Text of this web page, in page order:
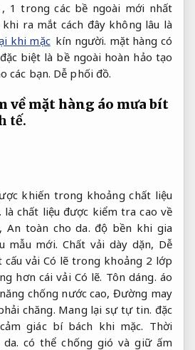
1 trong các bề ngoài mới nhất
ra mắt cách đây không lâu là
khi mặc kín người. mặt hàng có
biệt là bề ngoài hoàn hảo tạo
các bạn. Dễ phối đồ.
về mặt hàng áo mưa bít
tế.
khiến trong khoảng chất liệu
chất liệu được kiểm tra cao về
An toàn cho da. độ bền khi gia
mẫu mới. Chất vải dày dặn, Dễ
cấu vải Có lẽ trong khoảng 2 lớp
hơn cái vải Có lẽ. Tôn dáng. áo
chống nước cao, Đường may
chăng. Mang lại sự tự tin. đặc
giác bí bách khi mặc. Thời
có thể chống gió và giữ ấm